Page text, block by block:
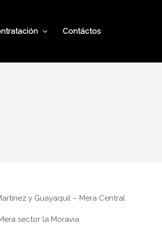
Contáctos
y Guayaquil – Mera Central
sector la Moravia